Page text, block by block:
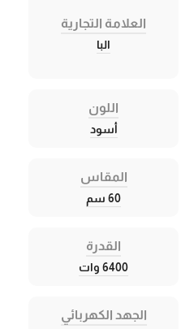
العلامة التجارية
البا
اللون
أسود
المقاس
60 سم
القدرة
6400 وات
الجهد الكهربائي